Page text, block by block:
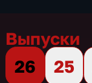
Выпуски
26
25